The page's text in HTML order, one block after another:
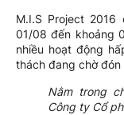
M.I.S Project
01/08 đến khoảng
nhiều hoạt động
thách đang chờ đón
Nằm trong
Công ty Cổ